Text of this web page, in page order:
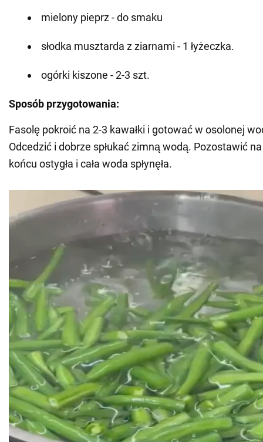
mielony pieprz - do smaku
słodka musztarda z ziarnami - 1 łyżeczka.
ogórki kiszone - 2-3 szt.
Sposób przygotowania:
Fasolę pokroić na 2-3 kawałki i gotować w osolonej
Odcedzić i dobrze spłukać zimną wodą. Pozostawić
końcu ostygła i cała woda spłynęła.